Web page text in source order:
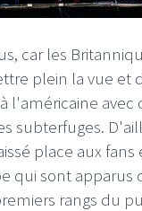
car les
plein la vue et
l'américaine avec
subterfuges.
place aux fans
qui sont apparus
rangs du